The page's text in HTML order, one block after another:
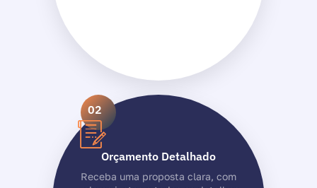
02
Orçamento Detalhado
Receba uma proposta clara, com